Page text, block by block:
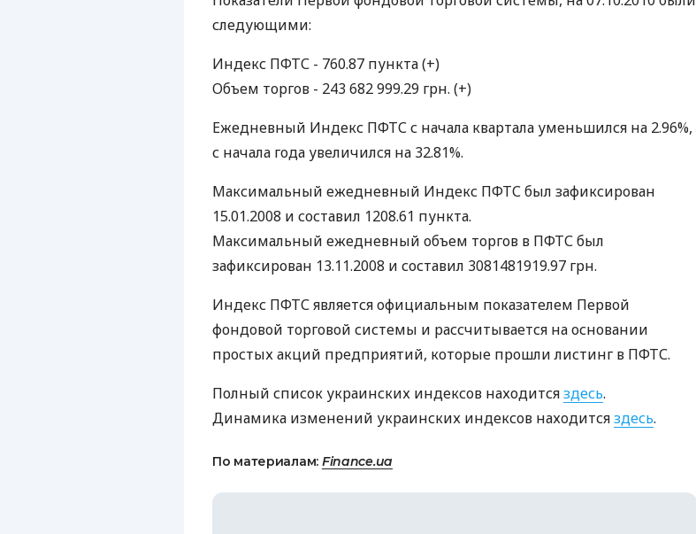
следующими:
Индекс ПФТС - 760.87 пункта (+)
Объем торгов - 243 682 999.29 грн. (+)
Ежедневный Индекс ПФТС с начала квартала уменьшился на 2.96%,
с начала года увеличился на 32.81%.
Максимальный ежедневный Индекс ПФТС был зафиксирован
15.01.2008 и составил 1208.61 пункта.
Максимальный ежедневный объем торгов в ПФТС был
зафиксирован 13.11.2008 и составил 3081481919.97 грн.
Индекс ПФТС является официальным показателем Первой
фондовой торговой системы и рассчитывается на основании
простых акций предприятий, которые прошли листинг в ПФТС.
Полный список украинских индексов находитсяздесь.
Динамика изменений украинских индексов находитсяздесь.
По материалам: Finance.ua